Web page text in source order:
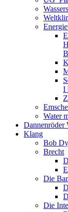
I
Water
Dannenröder
Klang
Bob
Brecht
Die
Die